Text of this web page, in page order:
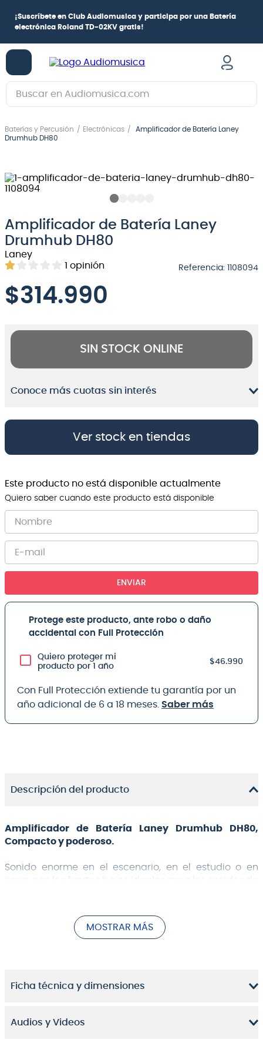
¡Suscríbete en Club Audiomusica y participa por una Batería
electrónica Roland TD-02KV gratis!
Buscar en Audiomusica.com
Baterías y Percusión Electrónicas
Amplificador de Batería Laney
Drumhub DH80
Amplificador de Batería Laney
Drumhub DH80
Laney
1 opinión Referencia: 1108094
$314.990
SIN STOCK ONLINE
Conoce más cuotas sin interés
Ver stock en tiendas
Este producto no está disponible actualmente
Quiero saber cuando este producto está disponible
ENVIAR
Protege este producto, ante robo o daño
accidental con Full Protección
Quiero proteger mi
producto por 1 año
$46.990
Con Full Protección extiende tu garantía por un
año adicional de 6 a 18 meses. Saber más
Descripción del producto
Amplificador de Batería Laney Drumhub DH80,
Compacto y poderoso.
Sonido enorme en el escenario, en el estudio o en
casa, con los fuertes bajos ideales para los sonidos de
sonidos de tu bateria.
El Laney DH80 proporciona un sonido de increíble
habitación agitada. Con 80 vatios de potencia,
incluso a volúmenes super altos, el monitor sigue
cuánta potencia le des. Utiliza los controles de graves
MOSTRAR MÁS
Ficha técnica y dimensiones
Audios y Videos
1.
guitarra electrica
3.
guitarra electroacústica
5.
amplificador
6.
teclado
7.
9.
bateria